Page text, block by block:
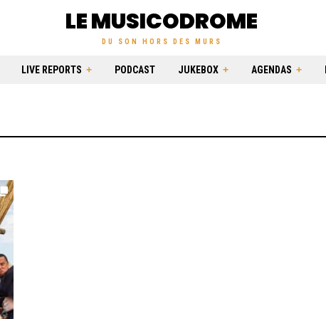
LE MUSICODROME
DU SON HORS DES MURS
LIVE REPORTS PODCAST JUKEBOX AGENDAS